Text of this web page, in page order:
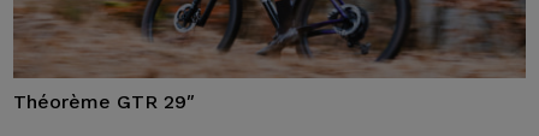
Théorème GTR 29″